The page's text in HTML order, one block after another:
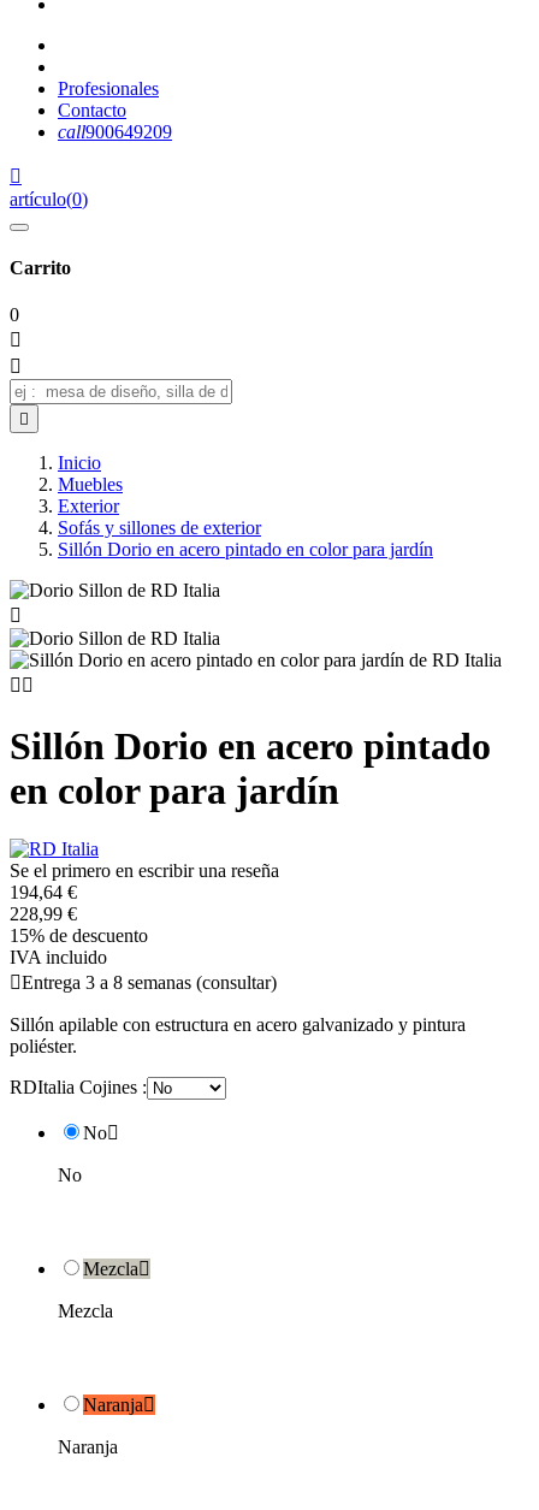
Profesionales
Contacto
call900649209

artículo(0)
Carrito
0



Inicio
Muebles
Exterior
Sofás y sillones de exterior
Sillón Dorio en acero pintado en color para jardín

 
Sillón Dorio en acero pintado
en color para jardín
Se el primero en escribir una reseña
194,64 €
228,99 €
15% de descuento
IVA incluido
Entrega 3 a 8 semanas (consultar)
Sillón apilable con estructura en acero galvanizado y pintura
poliéster.
RDItalia Cojines :
No
No
Mezcla
Mezcla
Naranja
Naranja